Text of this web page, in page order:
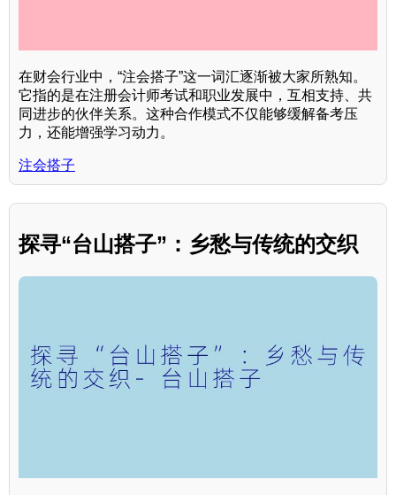
在财会行业中，“注会搭子”这一词汇逐渐被大家所熟知。
它指的是在注册会计师考试和职业发展中，互相支持、共
同进步的伙伴关系。这种合作模式不仅能够缓解备考压
力，还能增强学习动力。
注会搭子
探寻“台山搭子”：乡愁与传统的交织